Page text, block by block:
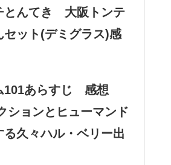
とんてき 大阪トンテ
ット(デミグラス)感
101あらすじ 感想
ションとヒューマンド
る久々ハル・ベリー出